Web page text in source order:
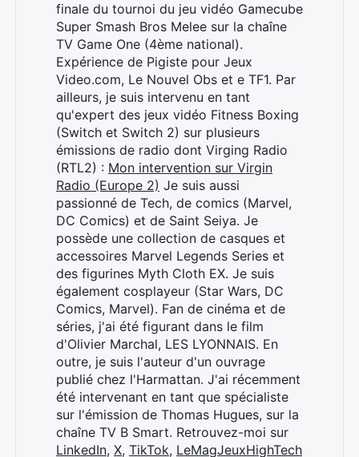
finale du tournoi du jeu vidéo Gamecube
Super Smash Bros Melee sur la chaîne
TV Game One (4ème national).
Expérience de Pigiste pour Jeux
Video.com, Le Nouvel Obs et e TF1. Par
ailleurs, je suis intervenu en tant
qu'expert des jeux vidéo Fitness Boxing
(Switch et Switch 2) sur plusieurs
émissions de radio dont Virging Radio
(RTL2) : Mon intervention sur Virgin
Radio (Europe 2) Je suis aussi
passionné de Tech, de comics (Marvel,
DC Comics) et de Saint Seiya. Je
possède une collection de casques et
accessoires Marvel Legends Series et
des figurines Myth Cloth EX. Je suis
également cosplayeur (Star Wars, DC
Comics, Marvel). Fan de cinéma et de
séries, j'ai été figurant dans le film
d'Olivier Marchal, LES LYONNAIS. En
outre, je suis l'auteur d'un ouvrage
publié chez l'Harmattan. J'ai récemment
été intervenant en tant que spécialiste
sur l'émission de Thomas Hugues, sur la
chaîne TV B Smart. Retrouvez-moi sur
LinkedIn, X, TikTok, LeMagJeuxHighTech